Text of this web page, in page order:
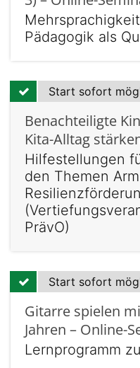
Pädagogik als
Start sofort
Benachteiligte
Kita-Alltag
Hilfestellungen
den Themen
PrävO)
Start sofort
Gitarre spielen
Jahren – Online-
Lernprogramm